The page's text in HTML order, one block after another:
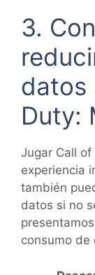
3.
datos
Duty:
Jugar Call
experiencia
también
datos si no
consumo de